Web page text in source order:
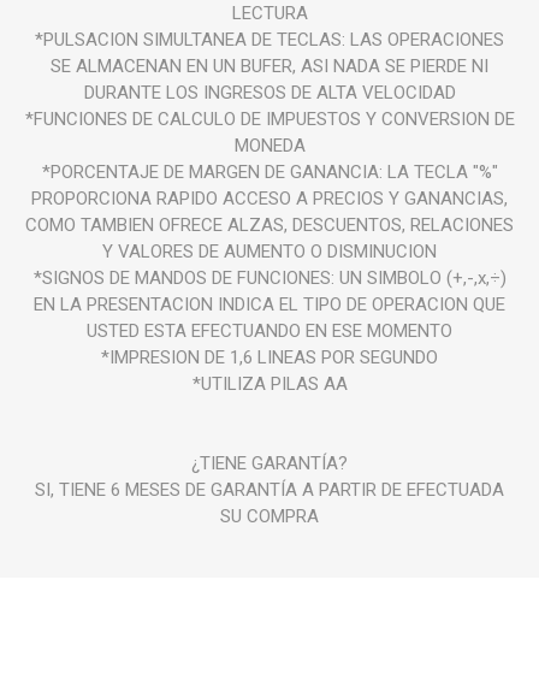
LECTURA
*PULSACION SIMULTANEA DE TECLAS: LAS OPERACIONES
SE ALMACENAN EN UN BUFER, ASI NADA SE PIERDE NI
DURANTE LOS INGRESOS DE ALTA VELOCIDAD
*FUNCIONES DE CALCULO DE IMPUESTOS Y CONVERSION DE
MONEDA
*PORCENTAJE DE MARGEN DE GANANCIA: LA TECLA "%"
PROPORCIONA RAPIDO ACCESO A PRECIOS Y GANANCIAS,
COMO TAMBIEN OFRECE ALZAS, DESCUENTOS, RELACIONES
Y VALORES DE AUMENTO O DISMINUCION
*SIGNOS DE MANDOS DE FUNCIONES: UN SIMBOLO (+,-,x,÷)
EN LA PRESENTACION INDICA EL TIPO DE OPERACION QUE
USTED ESTA EFECTUANDO EN ESE MOMENTO
*IMPRESION DE 1,6 LINEAS POR SEGUNDO
*UTILIZA PILAS AA
¿TIENE GARANTÍA?
SI, TIENE 6 MESES DE GARANTÍA A PARTIR DE EFECTUADA
SU COMPRA